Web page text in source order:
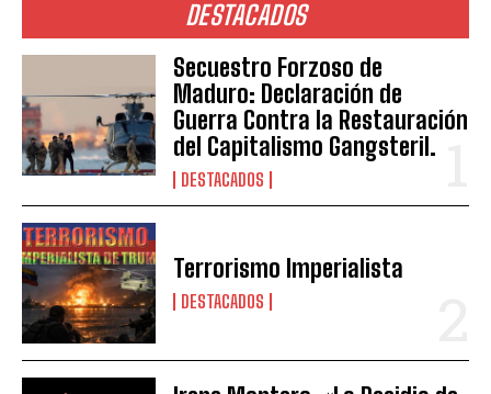
DESTACADOS
Secuestro Forzoso de
Maduro: Declaración de
Guerra Contra la Restauración
del Capitalismo Gangsteril.
DESTACADOS
Terrorismo Imperialista
DESTACADOS